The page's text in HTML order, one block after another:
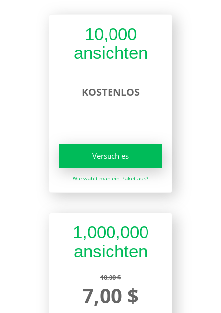
10,000
ansichten
KOSTENLOS
Versuch es
Wie wählt man ein Paket aus?
1,000,000
ansichten
10,00 $
7,00 $